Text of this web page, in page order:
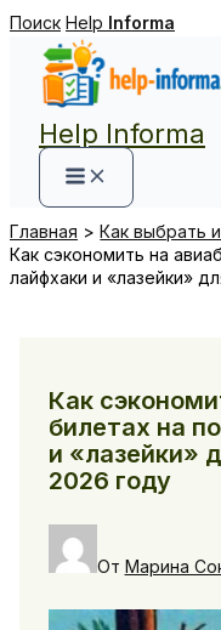
Перейти
содержимому
Поиск Help Informa
Help Informa
Главная
Как выбрать
Как сэкономить на
лайфхаки и «лазейки»
Как
билетах на
и «лазейки»
2026 году
От Марина